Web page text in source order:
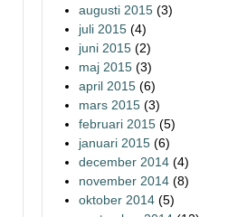
augusti 2015 (3)
juli 2015 (4)
juni 2015 (2)
maj 2015 (3)
april 2015 (6)
mars 2015 (3)
februari 2015 (5)
januari 2015 (6)
december 2014 (4)
november 2014 (8)
oktober 2014 (5)